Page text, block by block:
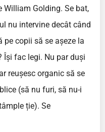
William Golding. Se bat,
nu intervine decât când
copii să se așeze la
Își fac legi. Nu par duși
reușesc organic să se
(să nu furi, să nu-i
ție). Se